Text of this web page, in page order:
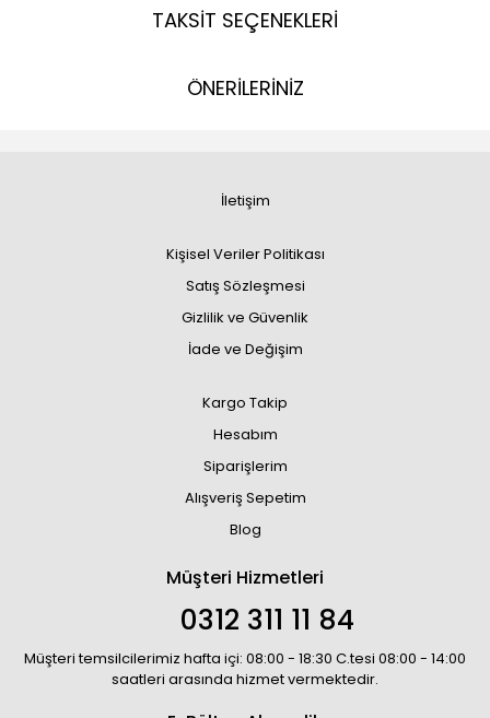
TAKSİT SEÇENEKLERİ
ÖNERİLERİNİZ
İletişim
Kişisel Veriler Politikası
Satış Sözleşmesi
Gizlilik ve Güvenlik
İade ve Değişim
Kargo Takip
Hesabım
Siparişlerim
Alışveriş Sepetim
Blog
Müşteri Hizmetleri
0312 311 11 84
Müşteri temsilcilerimiz hafta içi: 08:00 - 18:30 C.tesi 08:00 - 14:00
saatleri arasında hizmet vermektedir.